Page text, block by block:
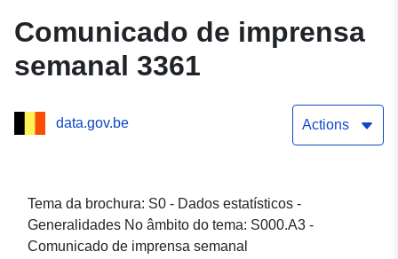
Comunicado de imprensa
semanal 3361
data.gov.be Actions
Tema da brochura: S0 - Dados estatísticos -
Generalidades No âmbito do tema: S000.A3 -
Comunicado de imprensa semanal